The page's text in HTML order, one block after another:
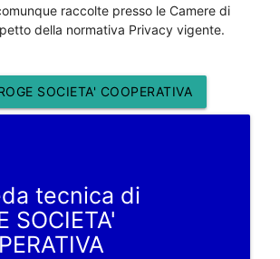
raccolte presso le Camere di
della normativa Privacy vigente.
SOCIETA' COOPERATIVA
tecnica di
SOCIETA'